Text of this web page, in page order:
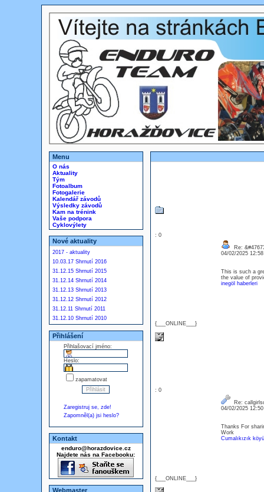
Menu
O nás
Aktuality
Tým
Fotoalbum
Fotogalerie
Kalendář závodů
Výsledky závodů
Kam na trénink
Vaše podpora
Cyklovýlety
Nové aktuality
2017 - aktuality
10.03.17 Shrnutí 2016
31.12.15 Shrnutí 2015
31.12.14 Shrnutí 2014
31.12.13 Shrnutí 2013
31.12.12 Shrnutí 2012
31.12.11 Shrnutí 2011
31.12.10 Shrnutí 2010
Přihlášení
Přihlašovací jméno:
Heslo:
zapamatovat
Zaregistruj se, zde!
Zapomněl(a) jsi heslo?
Kontakt
enduro@horazdovice.cz
Najdete nás na Facebooku:
Webmaster
: 0
{___ONLINE___}
Re:
04/02/2025
This is such a
the value of
inegöl haberleri
: 0
{___ONLINE___}
Re:
04/02/2025
Thanks For
Work
Cumalıkızık